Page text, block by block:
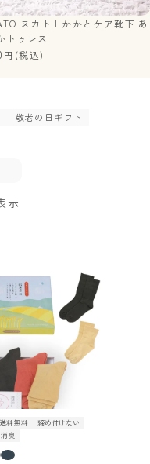
ヌカト | かかとケア靴下 あ
トゥレス
(税込)
敬老の日ギフト
示
送料無料
締め付けない
消臭